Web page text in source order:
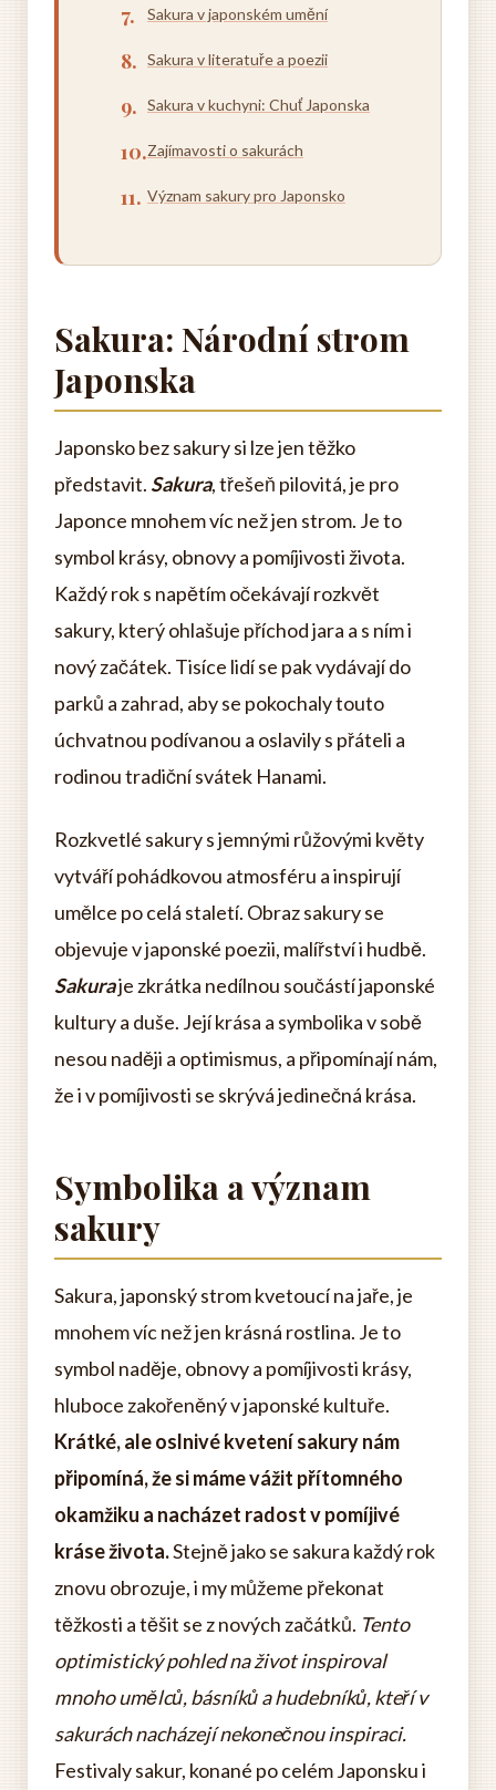
Sakura v japonském umění
Sakura v literatuře a poezii
Sakura v kuchyni: Chuť Japonska
Zajímavosti o sakurách
Význam sakury pro Japonsko
Sakura: Národní strom
Japonska
Japonsko bez sakury si lze jen těžko
představit. Sakura, třešeň pilovitá, je pro
Japonce mnohem víc než jen strom. Je to
symbol krásy, obnovy a pomíjivosti života.
Každý rok s napětím očekávají rozkvět
sakury, který ohlašuje příchod jara a s ním i
nový začátek. Tisíce lidí se pak vydávají do
parků a zahrad, aby se pokochaly touto
úchvatnou podívanou a oslavily s přáteli a
rodinou tradiční svátek Hanami.
Rozkvetlé sakury s jemnými růžovými květy
vytváří pohádkovou atmosféru a inspirují
umělce po celá staletí. Obraz sakury se
objevuje v japonské poezii, malířství i hudbě.
Sakuraje zkrátka nedílnou součástí japonské
kultury a duše. Její krása a symbolika v sobě
nesou naději a optimismus, a připomínají nám,
že i v pomíjivosti se skrývá jedinečná krása.
Symbolika a význam
sakury
Sakura, japonský strom kvetoucí na jaře, je
mnohem víc než jen krásná rostlina. Je to
symbol naděje, obnovy a pomíjivosti krásy,
hluboce zakořeněný v japonské kultuře.
Krátké, ale oslnivé kvetení sakury nám
připomíná, že si máme vážit přítomného
okamžiku a nacházet radost v pomíjivé
kráse života.Stejně jako se sakura každý rok
znovu obrozuje, i my můžeme překonat
těžkosti a těšit se z nových začátků. Tento
optimistický pohled na život inspiroval
mnoho umělců, básníků a hudebníků, kteří v
sakurách nacházejí nekonečnou inspiraci.
Festivaly sakur, konané po celém Japonsku i